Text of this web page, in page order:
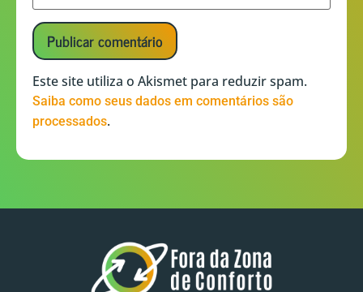
Este site utiliza o Akismet para reduzir spam.
Saiba como seus dados em comentários são
processados.